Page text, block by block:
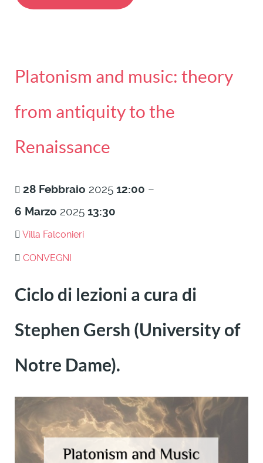
Platonism and music: theory
from antiquity to the
Renaissance
28 Febbraio 2025 12:00 –
6 Marzo 2025 13:30
Villa Falconieri
CONVEGNI
Ciclo di lezioni a cura di
Stephen Gersh (University of
Notre Dame).